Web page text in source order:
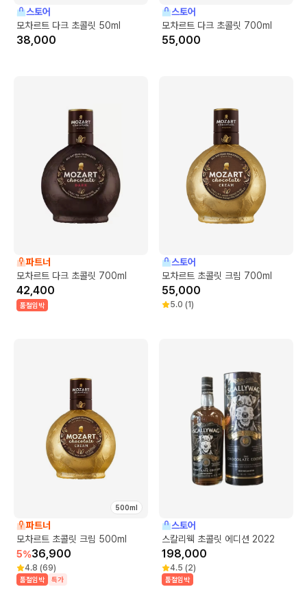
스토어
모차르트 다크 초콜릿 50ml
38,000
스토어
모차르트 다크 초콜릿 700ml
55,000
파트너
모차르트 다크 초콜릿 700ml
42,400
품절임박
스토어
모차르트 초콜릿 크림 700ml
55,000
5.0 (1)
500ml
파트너
모차르트 초콜릿 크림 500ml
5%36,900
4.8 (69)
품절임박 특가
스토어
스칼리웩 초콜릿 에디션 2022
198,000
4.5 (2)
품절임박